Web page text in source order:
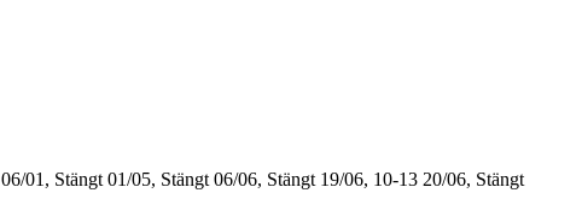
06/01, Stängt 01/05, Stängt 06/06, Stängt 19/06, 10-13 20/06, Stängt